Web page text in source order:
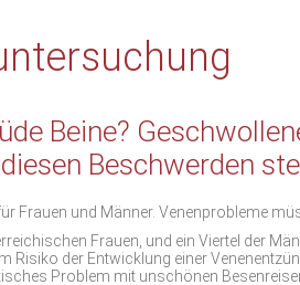
Beine?
Beschwerden
Frauen und Männer. Venenprobleme
Frauen, und ein Viertel der
Risiko der Entwicklung einer
Problem mit unschönen